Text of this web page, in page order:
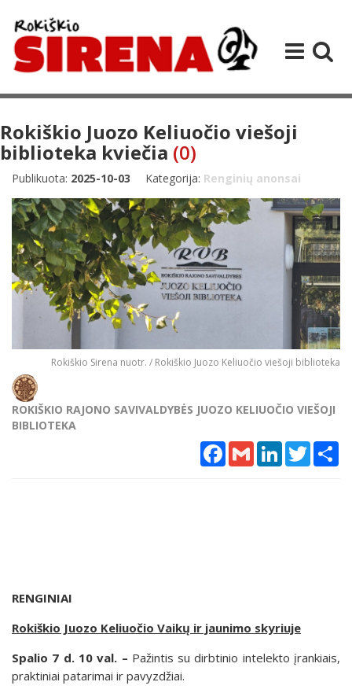
Rokiškio Juozo Keliuočio viešoji
biblioteka kviečia (0)
Publikuota: 2025-10-03 Kategorija: Renginių anonsai
Rokiškio Sirena nuotr. / Rokiškio Juozo Keliuočio viešoji biblioteka
ROKIŠKIO RAJONO SAVIVALDYBĖS JUOZO KELIUOČIO VIEŠOJI
BIBLIOTEKA
Facebook
Gmail LinkedInTwitter
RENGINIAI
Rokiškio Juozo Keliuočio Vaikų ir jaunimo skyriuje
Spalio 7 d. 10 val. – Pažintis su dirbtinio intelekto įrankiais,
praktiniai patarimai ir pavyzdžiai.